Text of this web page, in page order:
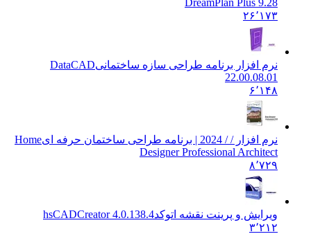
۲۶٬۱۷۳
نرم افزار برنامه طراحی سازه ساختمانیDataCAD
22.00.08.01
۶٬۱۴۸
نرم افزار / / 2024 | برنامه طراحی ساختمان حرفه ای
Home
Designer Professional Architect
۸٬۷۲۹
ویرایش و پرینت نقشه اتوکدhsCADCreator 4.0.138.4
۳٬۲۱۲